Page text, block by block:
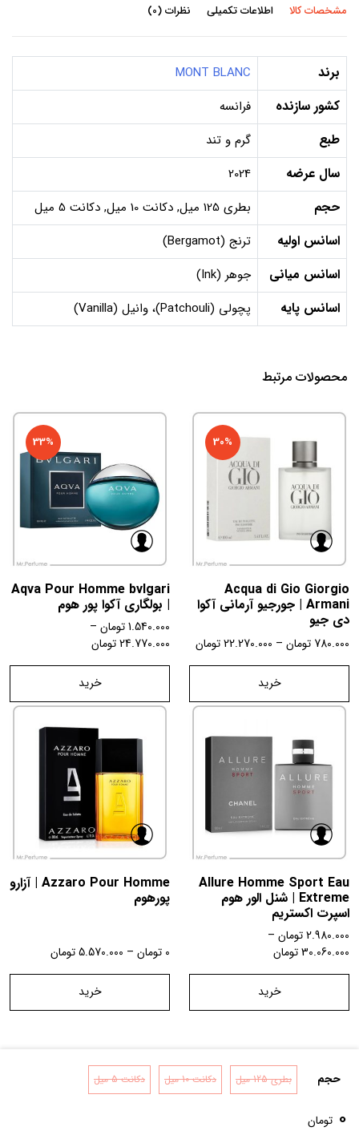
حجم بطری 125 میل دکانت 10 میل دکانت 5 میل
0 تومان
مشخصات کالا اطلاعات تکمیلی نظرات (0)
برند MONT BLANC
کشور سازنده فرانسه
طبع گرم و تند
سال عرضه 2024
حجم بطری 125 میل, دکانت 10 میل, دکانت 5 میل
اسانس اولیه ترنج (Bergamot)
اسانس میانی جوهر (Ink)
اسانس پایه پچولی (Patchouli)، وانیل (Vanilla)
محصولات مرتبط
30%
Acqua di Gio Giorgio
Armani | جورجیو آرمانی آکوا
دی جیو
780.000 تومان –
22.270.000تومان
خرید
33%
Aqva Pour Homme bvlgari
| بولگاری آکوا پور هوم
1.540.000تومان –
24.770.000تومان
خرید
Allure Homme Sport Eau
Extreme | شنل الور هوم
اسپرت اکستریم
2.980.000تومان –
30.060.000تومان
خرید
Azzaro Pour Homme | آزارو
پورهوم
0 تومان –
5.570.000تومان
خرید